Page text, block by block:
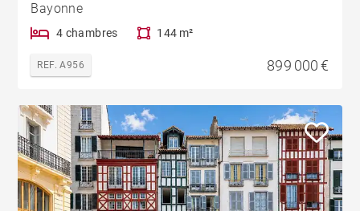
Bayonne
4 chambres 144 m²
REF. A956 899 000 €